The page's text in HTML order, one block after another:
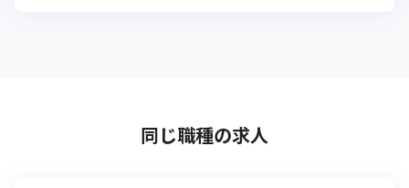
同じ職種の求人